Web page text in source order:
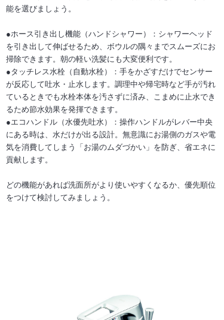
能を選びましょう。
●ホース引き出し機能（ハンドシャワー）：シャワーヘッド
を引き出して伸ばせるため、ボウルの隅々までスムーズにお
掃除できます。朝の軽い洗髪にも大変便利です。
●タッチレス水栓（自動水栓）：手をかざすだけでセンサー
が反応して吐水・止水します。調理中や帰宅時など手が汚れ
ているときでも水栓本体を汚さずに済み、こまめに止水でき
るため節水効果を発揮できます。
●エコハンドル（水優先吐水）：操作ハンドルがレバー中央
にある時は、水だけが出る設計。無意識にお湯側のガスや電
気を消費してしまう「お湯のムダづかい」を防ぎ、省エネに
貢献します。
どの機能があれば洗面所がより使いやすくなるか、優先順位
をつけて検討してみましょう。